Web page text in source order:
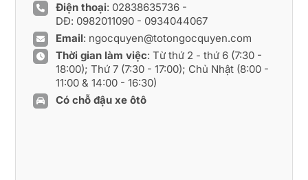
Điện thoại: 02838635736 -
DĐ: 0982011090- 0934044067
Email: ngocquyen@totongocquyen.com
Thời gian làm việc: Từ thứ 2 - thứ 6 (7:30 -
18:00); Thứ 7 (7:30 - 17:00); Chủ Nhật (8:00 -
11:00 & 14:00 - 16:30)
Có chỗ đậu xe ôtô